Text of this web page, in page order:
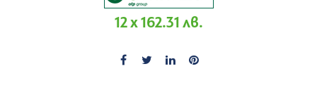
12 x 162.31 лв.